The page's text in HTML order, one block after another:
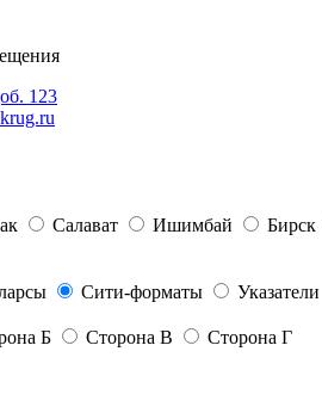
123
Салават Ишимбай Бирск
Сити-форматы Указатели
Б Сторона В
Сторона Г